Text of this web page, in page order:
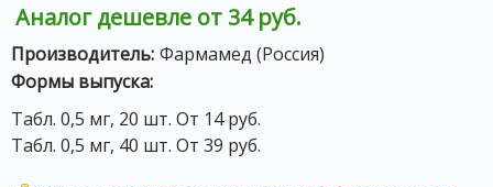
Аналог дешевле от 34 руб.
Производитель: Фармамед (Россия)
Формы выпуска:
Табл. 0,5 мг, 20 шт. От 14 руб.
Табл. 0,5 мг, 40 шт. От 39 руб.